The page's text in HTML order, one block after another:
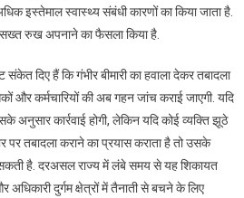
इस्तेमाल स्वास्थ्य संबंधी कारणों का किया जाता है.
सख्त रुख अपनाने का फैसला किया है.
दिए हैं कि गंभीर बीमारी का हवाला देकर तबादला
और कर्मचारियों की अब गहन जांच कराई जाएगी. यदि
अनुसार कार्रवाई होगी, लेकिन यदि कोई व्यक्ति झूठे
पर तबादला कराने का प्रयास कराता है तो उसके
सकती है. दरअसल राज्य में लंबे समय से यह शिकायत
अधिकारी दुर्गम क्षेत्रों में तैनाती से बचने के लिए